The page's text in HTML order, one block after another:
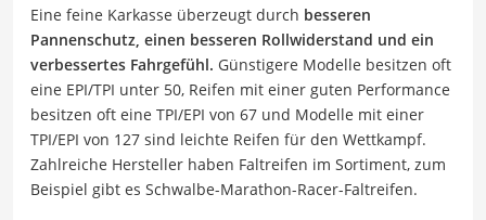
Eine feine Karkasse überzeugt durch besseren
Pannenschutz, einen besseren Rollwiderstand und ein
verbessertes Fahrgefühl. Günstigere Modelle besitzen oft
eine EPI/TPI unter 50, Reifen mit einer guten Performance
besitzen oft eine TPI/EPI von 67 und Modelle mit einer
TPI/EPI von 127 sind leichte Reifen für den Wettkampf.
Zahlreiche Hersteller haben Faltreifen im Sortiment, zum
Beispiel gibt es Schwalbe-Marathon-Racer-Faltreifen.